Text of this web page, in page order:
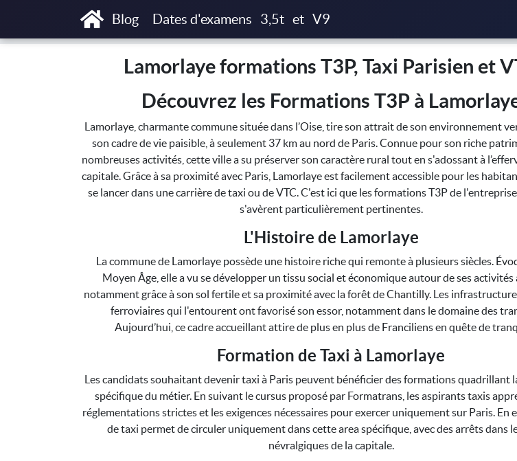
Blog Dates d'examens 3,5t et V9
Accueil Lamorlaye formations T3P, Taxi Parisien et VTC
Lamorlaye formations T3P, Taxi Parisien et
Découvrez les Formations T3P à
Lamorlaye, charmante commune située dans l’Oise, tire son attrait de son environnement
son cadre de vie paisible, à seulement 37 km au nord de Paris. Connue pour son riche
nombreuses activités, cette ville a su préserver son caractère rural tout en s'adossant à
capitale. Grâce à sa proximité avec Paris, Lamorlaye est facilement accessible pour les
se lancer dans une carrière de taxi ou de VTC. C'est ici que les formations T3P de
s'avèrent particulièrement pertinentes.
L'Histoire de Lamorlaye
La commune de Lamorlaye possède une histoire riche qui remonte à plusieurs siècles.
Moyen Âge, elle a vu se développer un tissu social et économique autour de ses activités
notamment grâce à son sol fertile et sa proximité avec la forêt de Chantilly. Les
ferroviaires qui l'entourent ont favorisé son essor, notamment dans le domaine des
Aujourd’hui, ce cadre accueillant attire de plus en plus de Franciliens en quête de
Formation de Taxi à Lamorlaye
Les candidats souhaitant devenir taxi à Paris peuvent bénéficier des formations quadrillant
spécifique du métier. En suivant le cursus proposé par Formatrans, les aspirants taxis
réglementations strictes et les exigences nécessaires pour exercer uniquement sur Paris. En
de taxi permet de circuler uniquement dans cette area spécifique, avec des arrêts dans
névralgiques de la capitale.